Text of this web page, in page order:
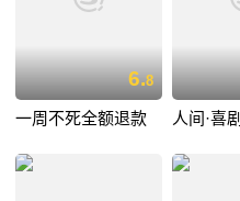
6.8
一周不死全额退款 人间·喜剧